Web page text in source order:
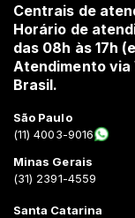
Centrais de
Horário de
das 08h às 17h
Atendimento
Brasil.
São Paulo
(11) 4003-9016
Minas Gerais
(31) 2391-4559
Santa Catarina